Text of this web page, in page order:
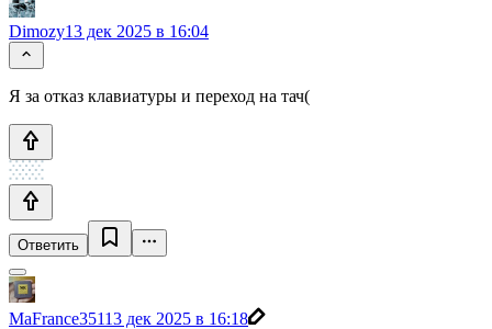
Dimozy13 дек 2025 в 16:04
Я за отказ клавиатуры и переход на тач(
Ответить
MaFrance35113 дек 2025 в 16:18